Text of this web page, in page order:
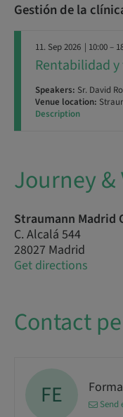
Gestión de la
11. Sep 2026 | 10:00 –
Rentabilidad
Speakers: Sr. David
Venue location:
Description
Journey &
Straumann Madrid
C. Alcalá 544
28027 Madrid
Get directions
Contact
FE Send